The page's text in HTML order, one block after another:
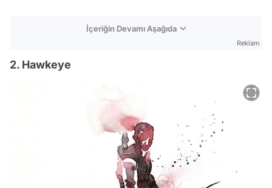
İçeriğin Devamı Aşağıda
Reklam
2. Hawkeye